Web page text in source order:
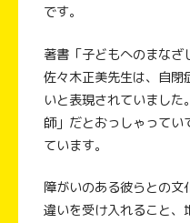
です。
著書「子どもへのまなざ
佐々木正美先生は、自閉
いと表現されていまし
師」だとおっしゃってい
ています。
障がいのある彼らとの文
違いを受け入れること、